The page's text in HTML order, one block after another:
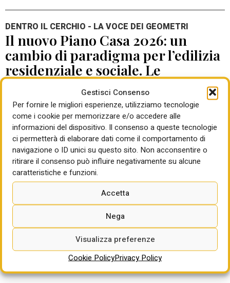
Gestisci Consenso
Per fornire le migliori esperienze, utilizziamo tecnologie
come i cookie per memorizzare e/o accedere alle
informazioni del dispositivo. Il consenso a queste tecnologie
ci permetterà di elaborare dati come il comportamento di
navigazione o ID unici su questo sito. Non acconsentire o
ritirare il consenso può influire negativamente su alcune
caratteristiche e funzioni.
Accetta
Nega
Visualizza preferenze
Cookie PolicyPrivacy Policy
DENTRO IL CERCHIO - LA VOCE DEI GEOMETRI
Il nuovo Piano Casa 2026: un
cambio di paradigma per l’edilizia
residenziale e sociale. Le
prospettive per i professionisti
tecnici
07 Mag 2026 di Paolo Ghigliotti
L’evoluzione del quadro normativo che disciplina l’assetto del
patrimonio immobiliare italiano sta attraversando una fase di
profonda e quanto mai necessaria trasformazione. Superata
la recente stagione di semplificazioni mirate prevalentemente
a sbloccare la commerciabilità degli immobili, a risolvere
difformità esistenti e in attesa della sostanziale riscrittura del
D.P.R. 380/2001, ci troviamo oggi ad analizzare un nuovo
provvedimento di natura strutturale e programmatoria di ben
più ampia portata: lo Schema di Decreto-Legge recante
“Disposizioni urgenti per il Piano Casa”, recentemente
approvato dal Consiglio dei Ministri.